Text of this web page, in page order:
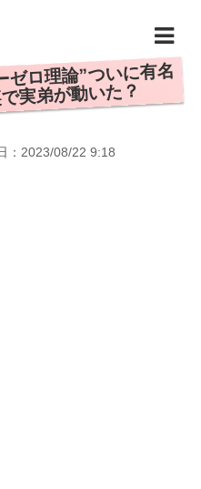
ロ理論”ついに有名
実弟が動いた？
： 2023/08/22 9:18